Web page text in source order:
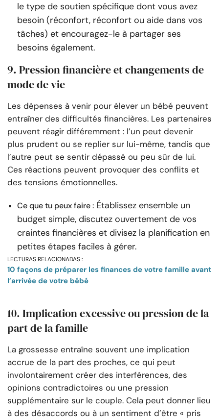
le type de soutien spécifique dont vous avez
besoin (réconfort, réconfort ou aide dans vos
tâches) et encouragez-le à partager ses
besoins également.
9. Pression financière et changements de
mode de vie
Les dépenses à venir pour élever un bébé peuvent
entraîner des difficultés financières. Les partenaires
peuvent réagir différemment : l’un peut devenir
plus prudent ou se replier sur lui-même, tandis que
l’autre peut se sentir dépassé ou peu sûr de lui.
Ces réactions peuvent provoquer des conflits et
des tensions émotionnelles.
Ce que tu peux faire : Établissez ensemble un
budget simple, discutez ouvertement de vos
craintes financières et divisez la planification en
petites étapes faciles à gérer.
LECTURAS RELACIONADAS :
10 façons de préparer les finances de votre famille avant
l’arrivée de votre bébé
10. Implication excessive ou pression de la
part de la famille
La grossesse entraîne souvent une implication
accrue de la part des proches, ce qui peut
involontairement créer des interférences, des
opinions contradictoires ou une pression
supplémentaire sur le couple. Cela peut donner lieu
à des désaccords ou à un sentiment d’être « pris